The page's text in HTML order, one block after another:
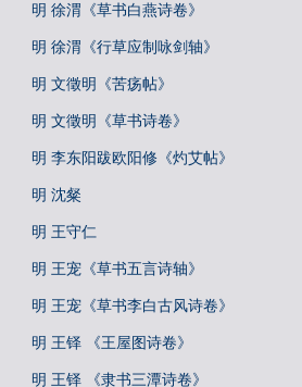
明 徐渭《草书白燕诗卷》
明 徐渭《行草应制咏剑轴》
明 文徵明《苦疡帖》
明 文徵明《草书诗卷》
明 李东阳跋欧阳修《灼艾帖》
明 沈粲
明 王守仁
明 王宠《草书五言诗轴》
明 王宠《草书李白古风诗卷》
明 王铎 《王屋图诗卷》
明 王铎 《隶书三潭诗卷》